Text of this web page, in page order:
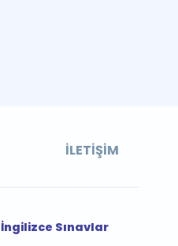
İLETIŞIM
İngilizce Sınavlar